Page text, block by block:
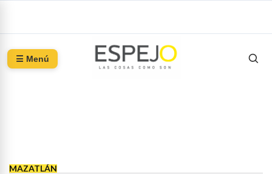
☰ Menú
MAZATLÁN